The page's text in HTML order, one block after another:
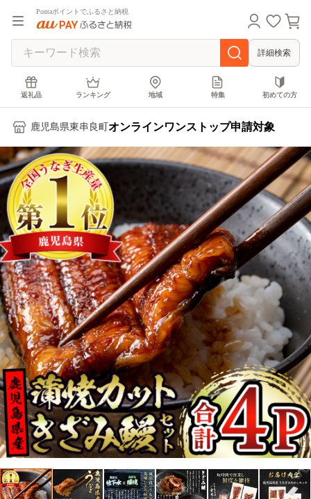
Pontaポイントでふるさと納税
詳細検索
返礼品 ランキング 地域 特集 初めての方
鹿児島県東串良町 オンラインワンストップ申請対象